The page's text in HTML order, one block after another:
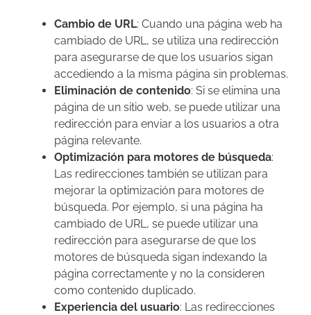
Cambio de URL: Cuando una página web ha
cambiado de URL, se utiliza una redirección
para asegurarse de que los usuarios sigan
accediendo a la misma página sin problemas.
Eliminación de contenido: Si se elimina una
página de un sitio web, se puede utilizar una
redirección para enviar a los usuarios a otra
página relevante.
Optimización para motores de búsqueda:
Las redirecciones también se utilizan para
mejorar la optimización para motores de
búsqueda. Por ejemplo, si una página ha
cambiado de URL, se puede utilizar una
redirección para asegurarse de que los
motores de búsqueda sigan indexando la
página correctamente y no la consideren
como contenido duplicado.
Experiencia del usuario: Las redirecciones